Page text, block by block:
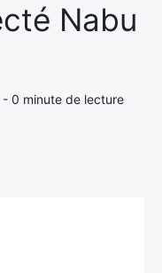
Nabu
- 0 minute de lecture